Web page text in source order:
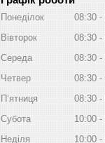
Понеділок 08:30
Вівторок
08:30
Середа
08:30
Четвер
08:30
Пʼятниця
08:30
Субота
10:00
Неділя
10:00